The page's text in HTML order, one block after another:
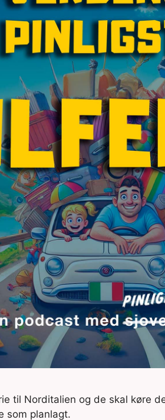
til Norditalien og de skal køre
som planlagt.